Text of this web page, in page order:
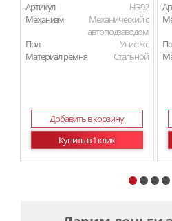
Артикул
HЭ92
Механизм
Механический с
автоподзаводом
Пол
Унисекс
Материал ремня
Стальной
Добавить в корзину
Купить в 1 клик